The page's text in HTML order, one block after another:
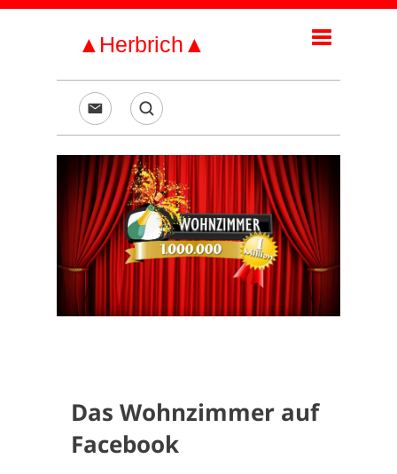
Das Wohnzimmer auf
Facebook